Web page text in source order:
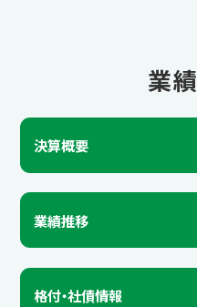
業
決算概要
業績推移
格付・社債情報